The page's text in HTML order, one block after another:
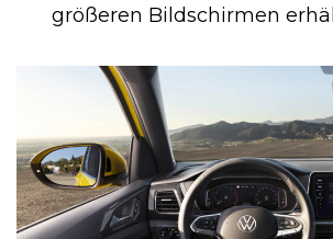
größeren Bildschirmen